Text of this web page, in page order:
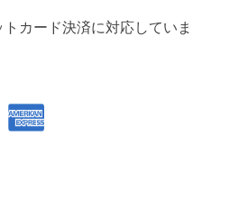
カード決済に対応していま